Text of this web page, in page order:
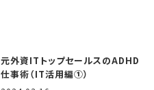
元外資ITトップセールスのADHD
仕事術（IT活用編①）